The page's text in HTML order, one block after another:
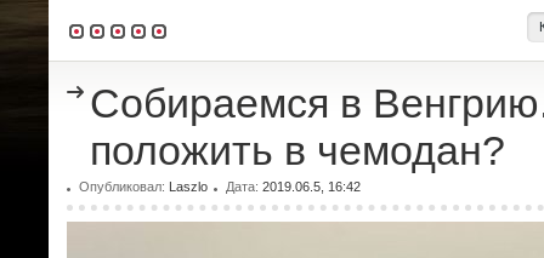
Собираемся в
положить в чемодан?
Опубликовал: Laszlo Дата: 2019.06.5, 16:42